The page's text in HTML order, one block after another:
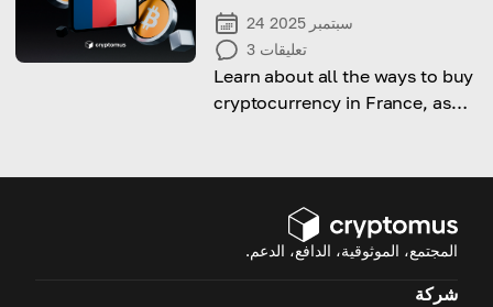
24 سبتمبر 2025
3 تعليقات
Learn about all the ways to buy
cryptocurrency in France, as
المجتمع، الموثوقية، الدافع، الدعم.
شركة